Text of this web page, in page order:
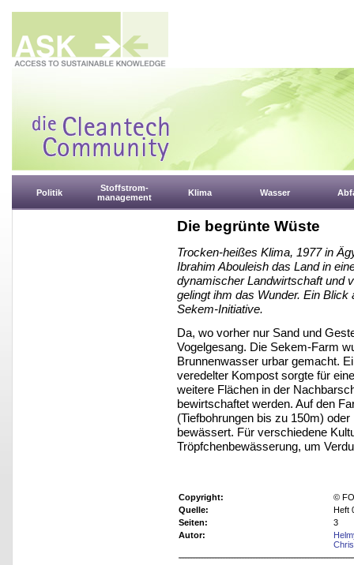
Politik
Stoffstrom-
management
Klima Wasser
Die begrünte Wüste
Trocken-heißes Klima, 1977 in
Ibrahim Abouleish das Land in
dynamischer Landwirtschaft und
gelingt ihm das Wunder. Ein
Sekem-Initiative.
Da, wo vorher nur Sand und
Vogelgesang. Die Sekem-Farm
Brunnenwasser urbar gemacht.
veredelter Kompost sorgte für
weitere Flächen in der
bewirtschaftet werden. Auf den
(Tiefbohrungen bis zu 150m)
bewässert. Für verschiedene
Tröpfchenbewässerung, um
Copyright:
©
Quelle:
Heft
Seiten:
3
Autor: